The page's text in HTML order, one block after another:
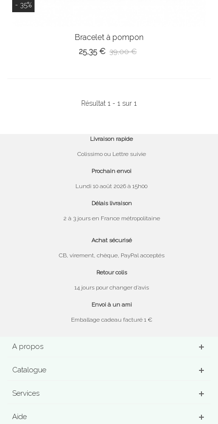
- 35%
Bracelet à pompon
25,35 € 39,00 €
Résultat 1 - 1 sur 1
Livraison rapide
Colissimo ou Lettre suivie
Prochain envoi
Lundi 10 août 2026 à 15h00
Délais livraison
2 à 3 jours en France métropolitaine
Achat sécurisé
CB, virement, chèque, PayPal acceptés
Retour colis
14 jours pour changer d’avis
Envoi à un ami
Emballage cadeau facturé 1 €
A propos
Catalogue
Services
Aide